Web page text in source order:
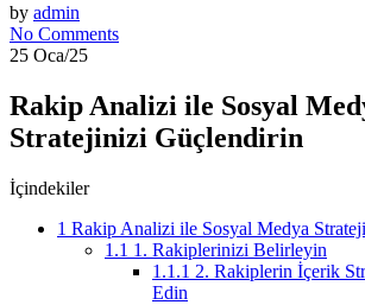
by admin
No Comments
25 Oca/25
Rakip Analizi ile Sosyal
Stratejinizi Güçlendirin
İçindekiler
1 Rakip Analizi ile Sosyal Medya
1.1 1. Rakiplerinizi Belirleyin
1.1.1 2. Rakiplerin İçerik
Edin